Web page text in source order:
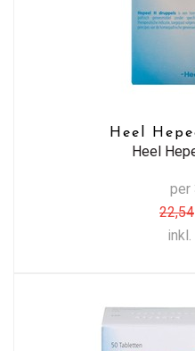
Heel
Heel
per
22,54